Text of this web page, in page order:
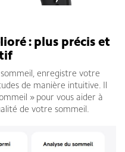
: plus précis et
enregistre votre
de manière intuitive. Il
» pour vous aider à
de votre sommeil.